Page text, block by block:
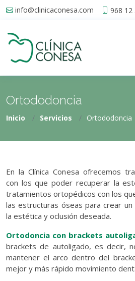
info@clinicaconesa.com 968 12
Ortododoncia
Inicio Servicios Ortododoncia
En la Clínica Conesa ofrecemos
con los que poder recuperar la
tratamientos ortopédicos con los
las estructuras óseas para crear un
la estética y oclusión deseada.
Ortodoncia con brackets
brackets de autoligado, es decir,
mantener el arco dentro del
mejor y más rápido movimiento